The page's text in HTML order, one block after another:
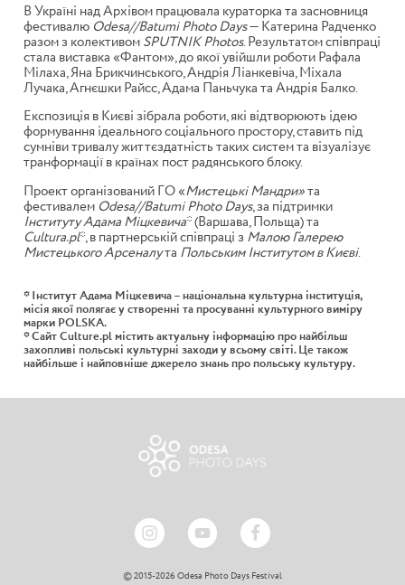
В Україні над Архівом працювала кураторка та засновниця
фестивалю Odesa//Batumi Photo Days— Катерина Радченко
разом з колективомSPUTNIK Photos. Результатом співпраці
стала виставка «Фантом», до якої увійшли роботи Рафала
Мілаха, Яна Брикчинського, Андрія Ліанкевіча, Міхала
Лучака, Агнєшки Райсс,Адама Паньчука та Андрія Балко.
Експозиція в Києві зібрала роботи, які відтворюють ідею
формування ідеального соціального простору, ставить під
сумніви тривалу життєздатність таких систем та візуалізує
транформації в країнах пост радянського блоку.
Проект організований ГО «Мистецькі Мандри»та
фестивалем Odesa//Batumi Photo Days, за підтримки
Інституту Адама Міцкевича* (Варшава, Польща) та
Cultura.pl*, в партнерській співпраці з Малою Галерею
Мистецького Арсеналута Польським Інститутом в Києві.
* Інститут Адама Міцкевича – національна культурна інституція,
місія якої полягає у створенні та просуванні культурного виміру
марки POLSKA.
* Сайт Culture.pl містить актуальну інформацію про найбільш
захопливі польські культурні заходи у всьому світі. Це також
найбільше і найповніше джерело знань про польську культуру.
© 2015-2026 Odesa Photo Days Festival